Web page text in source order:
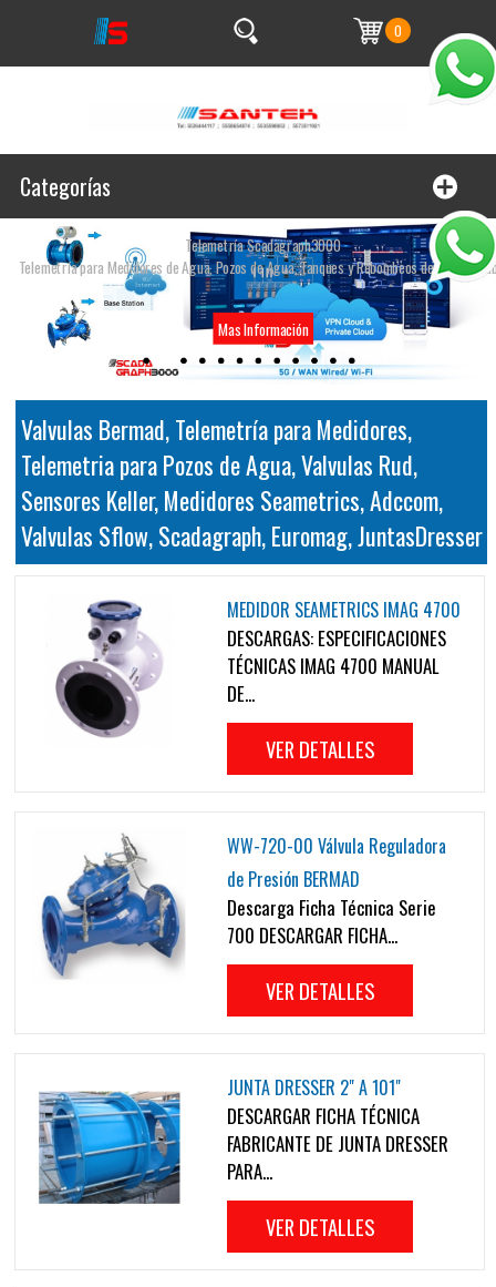
0
Categorías
Telemetría Scadagraph3000
Telemetría para Medidores de Agua, Pozos de Agua, Tanques y Rebombeos de agua
Mas Información
Valvulas Bermad, Telemetría para Medidores,
Telemetria para Pozos de Agua, Valvulas Rud,
Sensores Keller, Medidores Seametrics, Adccom,
Valvulas Sflow, Scadagraph, Euromag, JuntasDresser
MEDIDOR SEAMETRICS IMAG 4700
DESCARGAS: ESPECIFICACIONES
TÉCNICAS IMAG 4700 MANUAL
DE...
VER DETALLES
WW-720-00 Válvula Reguladora
de Presión BERMAD
Descarga Ficha Técnica Serie
700 DESCARGAR FICHA...
VER DETALLES
JUNTA DRESSER 2" A 101"
DESCARGAR FICHA TÉCNICA
FABRICANTE DE JUNTA DRESSER
PARA...
VER DETALLES